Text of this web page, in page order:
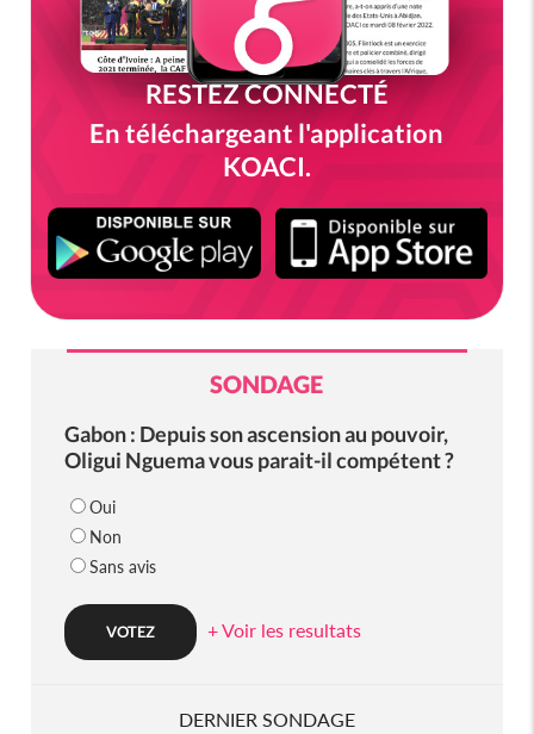
RESTEZ CONNECTÉ
En téléchargeant l'application
KOACI.
SONDAGE
Gabon : Depuis son ascension au pouvoir,
Oligui Nguema vous parait-il compétent ?
Oui
Non
Sans avis
+ Voir les resultats
DERNIER SONDAGE